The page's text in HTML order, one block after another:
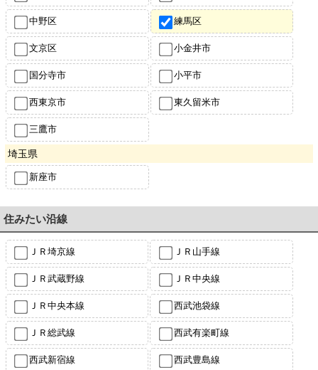
中野区 練馬区
文京区 小金井市
国分寺市 小平市
西東京市 東久留米市
三鷹市
埼玉県
新座市
住みたい沿線
ＪＲ埼京線 ＪＲ山手線
ＪＲ武蔵野線 ＪＲ中央線
ＪＲ中央本線 西武池袋線
ＪＲ総武線 西武有楽町線
西武新宿線 西武豊島線